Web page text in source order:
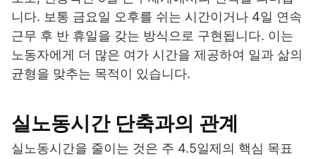
니다. 보통 금요일 오후를 쉬는 시간이거나 4일 연속
근무 후 반 휴일을 갖는 방식으로 구현됩니다. 이는
노동자에게 더 많은 여가 시간을 제공하여 일과 삶의
균형을 맞추는 목적이 있습니다.
실노동시간 단축과의 관계
실노동시간을 줄이는 것은 주 4.5일제의 핵심 목표